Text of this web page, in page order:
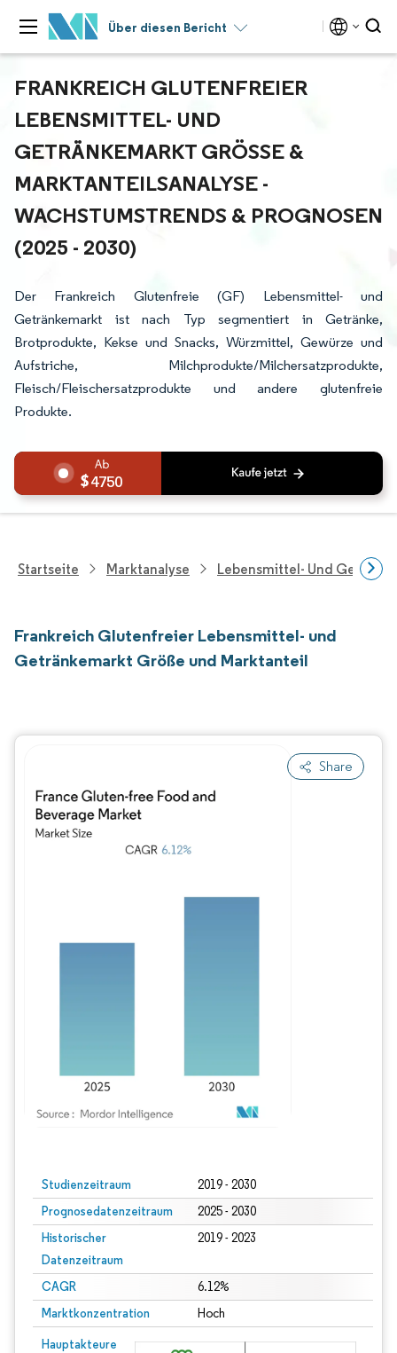
Über diesen Bericht
FRANKREICH GLUTENFREIER
LEBENSMITTEL- UND
GETRÄNKEMARKT GRÖSSE & M
ARKTANTEILSANALYSE - W
ACHSTUMSTRENDS & PROGNOSEN (
2025 - 2030)
Der Frankreich Glutenfreie (GF) Lebensmittel- und
Getränkemarkt ist nach Typ segmentiert in Getränke,
Brotprodukte, Kekse und Snacks, Würzmittel, Gewürze und
Aufstriche, Milchprodukte/Milchersatzprodukte,
Fleisch/Fleischersatzprodukte und andere glutenfreie
Produkte.
4750
Startseite Marktanalyse Lebensmittel- Und
Frankreich Glutenfreier Lebensmittel- und
Getränkemarkt Größe und Marktanteil
Share
Studienzeitraum 2019 - 2030
Prognosedatenzeitraum 2025 - 2030
Historischer
Datenzeitraum
2019 - 2023
CAGR 6.12%
Marktkonzentration Hoch
Hauptakteure